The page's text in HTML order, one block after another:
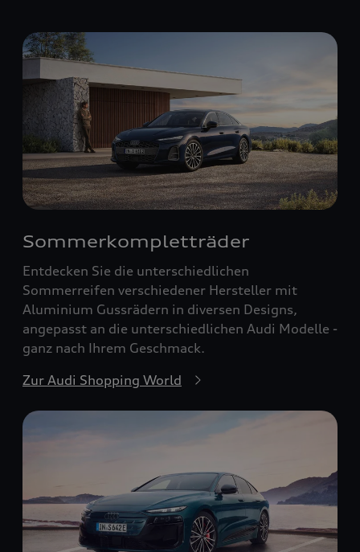
Sommerkompletträder
Entdecken Sie die unterschiedlichen
Sommerreifen verschiedener Hersteller mit
Aluminium Gussrädern in diversen Designs,
angepasst an die unterschiedlichen Audi Modelle -
ganz nach Ihrem Geschmack.
Zur Audi Shopping World